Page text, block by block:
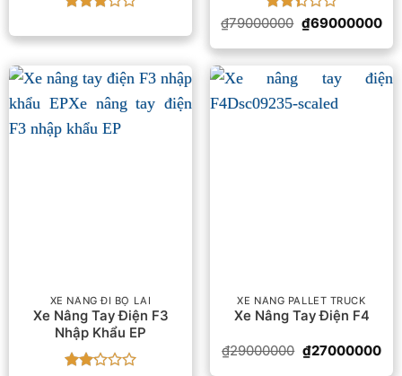
xếp
Được
hạng
sao
₫79000000 Giá
gốc
là:
₫69000000Giá
tại
XE NÂNG ĐI BỘ LÁI
Xe Nâng Tay Điện F3
Nhập Khẩu EP
XE NÂNG PALLET TRUCK
Xe Nâng Tay Điện F4
₫29000000 Giá
gốc
₫27000000Giá